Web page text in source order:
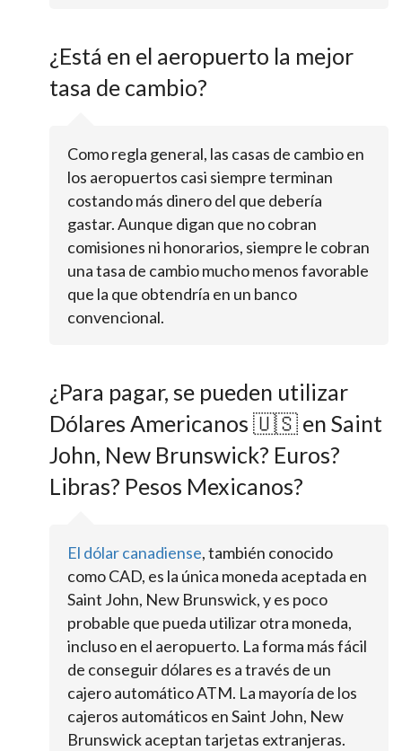
¿Está en el aeropuerto la mejor
tasa de cambio?
Como regla general, las casas de cambio en
los aeropuertos casi siempre terminan
costando más dinero del que debería
gastar. Aunque digan que no cobran
comisiones ni honorarios, siempre le cobran
una tasa de cambio mucho menos favorable
que la que obtendría en un banco
convencional.
¿Para pagar, se pueden utilizar
Dólares Americanos 🇺🇸 en Saint
John, New Brunswick? Euros?
Libras? Pesos Mexicanos?
El dólar canadiense, también conocido
como CAD, es la única moneda aceptada en
Saint John, New Brunswick, y es poco
probable que pueda utilizar otra moneda,
incluso en el aeropuerto. La forma más fácil
de conseguir dólares es a través de un
cajero automático ATM. La mayoría de los
cajeros automáticos en Saint John, New
Brunswick aceptan tarjetas extranjeras.